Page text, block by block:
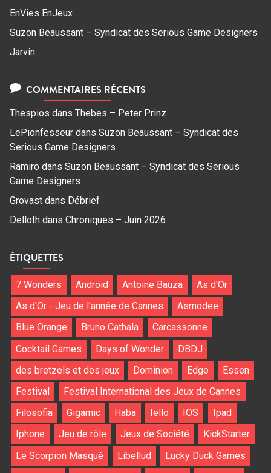
EnVies EnJeux
Suzon Beaussant – Syndicat des Serious Game Designers
Jarvin
COMMENTAIRES RÉCENTS
Thespios dans Thebes – Peter Prinz
LePionfesseur dans Suzon Beaussant – Syndicat des
Serious Game Designers
Ramiro dans Suzon Beaussant – Syndicat des Serious
Game Designers
Grovast dans Débrief
Delloth dans Chroniques – Juin 2026
ÉTIQUETTES
7 Wonders Android Antoine Bauza
As d'Or
As d'Or - Jeu de l'année de Cannes
Asmodee
Blue Orange
Bruno Cathala
Carcassonne
Cocktail Games
Days of Wonder
DBDJ
des bretzels et des jeux
Dominion Edge
Essen
Festival
Festival International des Jeux de Cannes
Filosofia
Gigamic Haba Iello IOS
Ipad
Iphone
Jeu de rôle Jeux de Société
KickStarter
Le Scorpion Masqué
Libellud
Lucky Duck Games